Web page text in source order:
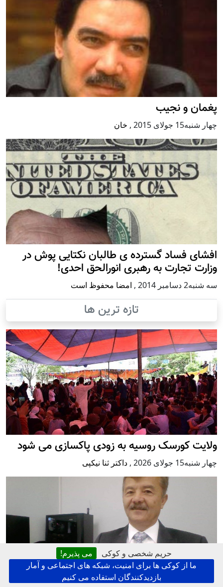
حریم شخصی و کوکی
می پذیرم!
ما از کوکی ها برای امنیت، شبکه های اجتماعی و آمار
بازدیدکنندگان استفاده می کنیم
پغمان و نجیب
چهار شنبه15 جولای 2015 , خان
افشای فساد گسترده ی طالبان نکتایی پوش در
وزارت تجارت به رهبری انورالحق احدی!
سه شنبه2 دسامبر 2014 , امضا محفوظ است
تازه ترین ها
ولایت کورسک روسیه به زودی پاکسازی می شود
چهار شنبه15 جولای 2026 , داکتر ثنا نیکپی